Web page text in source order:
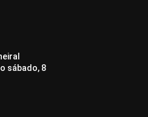
sábado, 8